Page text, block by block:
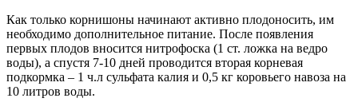
Как только корнишоны начинают активно плодоносить, им
необходимо дополнительное питание. После появления
первых плодов вносится нитрофоска (1 ст. ложка на ведро
воды), а спустя 7-10 дней проводится вторая корневая
подкормка – 1 ч.л сульфата калия и 0,5 кг коровьего навоза на
10 литров воды.